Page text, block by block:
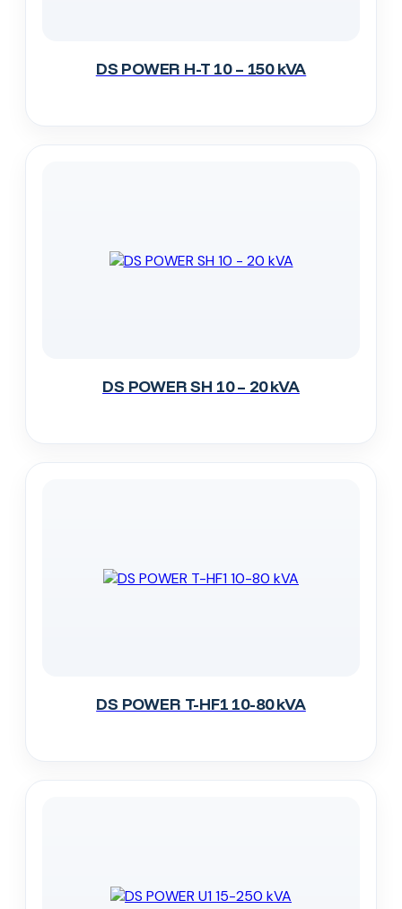
DS POWER H-T 10 – 150 kVA
DS POWER SH 10 – 20 kVA
DS POWER T-HF1 10-80 kVA